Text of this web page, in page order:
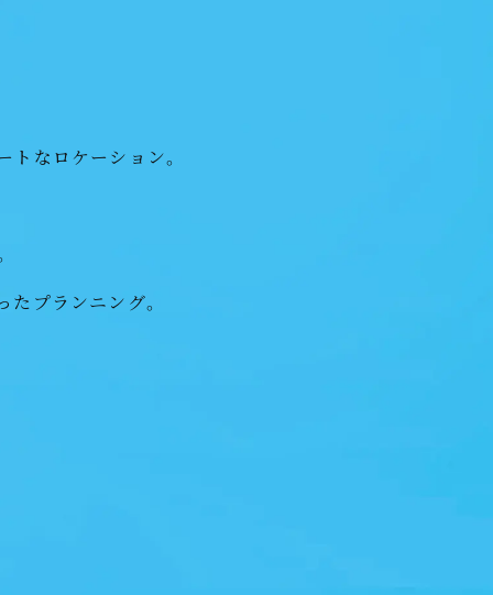
トなロケーション。
プランニング。